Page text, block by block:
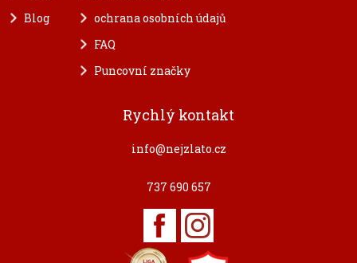
Blog
ochrana osobních údajů
FAQ
Puncovní značky
Rychlý kontakt
info@nejzlato.cz
737 690 657